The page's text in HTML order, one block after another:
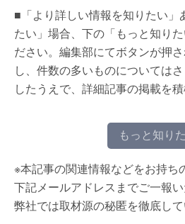
■「より詳しい情報を知りたい」
たい」場合、下の「もっと知り
ださい。編集部にてボタンが押
し、件数の多いものについては
したうえで、詳細記事の掲載を積
もっと知り
※本記事の関連情報などをお持ち
下記メールアドレスまでご一報い
弊社では取材源の秘匿を徹底して